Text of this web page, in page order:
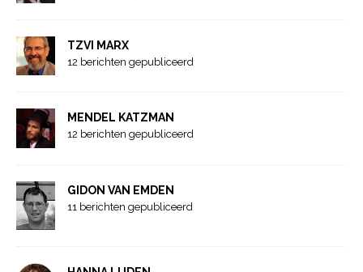
TZVI MARX
12 berichten gepubliceerd
MENDEL KATZMAN
12 berichten gepubliceerd
GIDON VAN EMDEN
11 berichten gepubliceerd